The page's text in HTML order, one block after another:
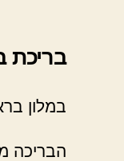
בריכת
במלון
הבריכה